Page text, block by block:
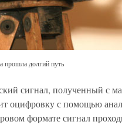
прошла долгий путь
сигнал, полученный с
оцифровку с помощью
формате сигнал